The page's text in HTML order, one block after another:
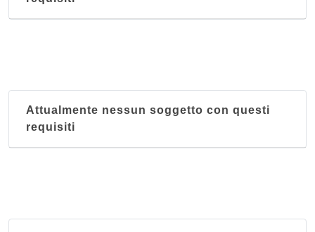
Attualmente nessun soggetto con questi
requisiti